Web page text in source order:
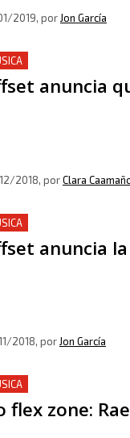
2019, por Jon García
anuncia
2018, porClara
anuncia
2018, porJon García
flex zone: